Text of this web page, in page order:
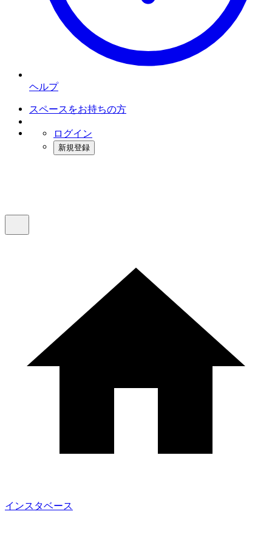
ヘルプ
スペースをお持ちの方
ログイン
新規登録
インスタベース